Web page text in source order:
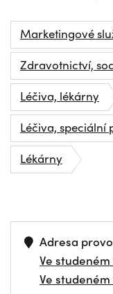
Marketingové
Zdravotnictví,
Léčiva, lékárny
Léčiva,
Lékárny
Adresa
Ve studeném
Ve studeném